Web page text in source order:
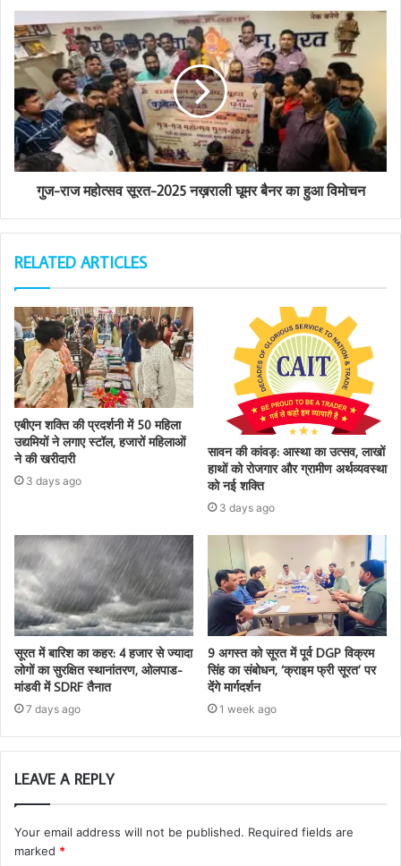
s
गुज-राज महोत्सव सूरत-2025 नख़राली घूमर बैनर का हुआ विमोचन
RELATED ARTICLES
एबीएन शक्ति की प्रदर्शनी में 50 महिला
उद्यमियों ने लगाए स्टॉल, हजारों महिलाओं
ने की खरीदारी
3 days ago
सावन की कांवड़: आस्था का उत्सव, लाखों
हाथों को रोजगार और ग्रामीण अर्थव्यवस्था
को नई शक्ति
3 days ago
सूरत में बारिश का कहर: 4 हजार से ज्यादा
लोगों का सुरक्षित स्थानांतरण, ओलपाड-
मांडवी में SDRF तैनात
7 days ago
9 अगस्त को सूरत में पूर्व DGP विक्रम
सिंह का संबोधन, ‘क्राइम फ्री सूरत’ पर
देंगे मार्गदर्शन
1 week ago
LEAVE A REPLY
Your email address will not be published. Required fields are
marked *